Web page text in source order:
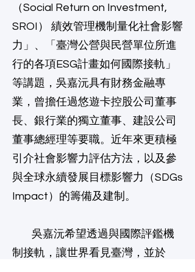
（Social Return on Investment,
SROI） 績效管理機制量化社會影響
力」、「臺灣公營與民營單位所進
行的各項ESG計畫如何國際接軌」
等講題，吳嘉沅具有財務金融專
業，曾擔任過悠遊卡控股公司董事
長、銀行業的獨立董事、建設公司
董事總經理等要職。近年來更積極
引介社會影響力評估方法，以及參
與全球永續發展目標影響力（SDGs
Impact）的籌備及建制。
吳嘉沅希望透過與國際評鑑機
制接軌，讓世界看見臺灣，並於